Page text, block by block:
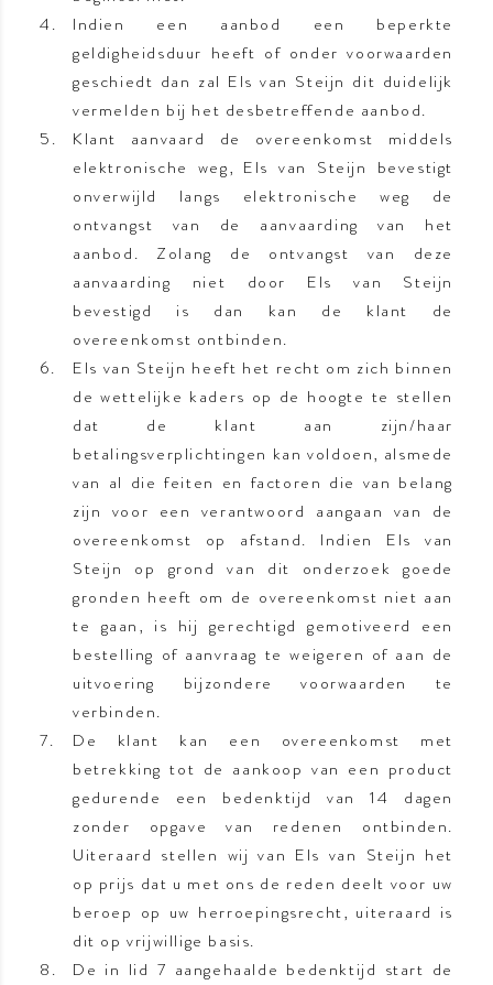
Indien een aanbod een beperkte
geldigheidsduur heeft of onder voorwaarden
geschiedt dan zal Els van Steijn dit duidelijk
vermelden bij het desbetreffende aanbod.
Klant aanvaard de overeenkomst middels
elektronische weg, Els van Steijn bevestigt
onverwijld langs elektronische weg de
ontvangst van de aanvaarding van het
aanbod. Zolang de ontvangst van deze
aanvaarding niet door Els van Steijn
bevestigd is dan kan de klant de
overeenkomst ontbinden.
Els van Steijn heeft het recht om zich binnen
de wettelijke kaders op de hoogte te stellen
dat de klant aan zijn/haar
betalingsverplichtingen kan voldoen, alsmede
van al die feiten en factoren die van belang
zijn voor een verantwoord aangaan van de
overeenkomst op afstand. Indien Els van
Steijn op grond van dit onderzoek goede
gronden heeft om de overeenkomst niet aan
te gaan, is hij gerechtigd gemotiveerd een
bestelling of aanvraag te weigeren of aan de
uitvoering bijzondere voorwaarden te
verbinden.
De klant kan een overeenkomst met
betrekking tot de aankoop van een product
gedurende een bedenktijd van 14 dagen
zonder opgave van redenen ontbinden.
Uiteraard stellen wij van Els van Steijn het
op prijs dat u met ons de reden deelt voor uw
beroep op uw herroepingsrecht, uiteraard is
dit op vrijwillige basis.
De in lid 7 aangehaalde bedenktijd start de